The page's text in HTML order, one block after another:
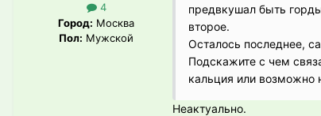
4
Город: Москва
Пол: Мужской
предвкушал быть
второе.
Осталось последнее,
Подскажите с чем
кальция или возможно
Неактуально.